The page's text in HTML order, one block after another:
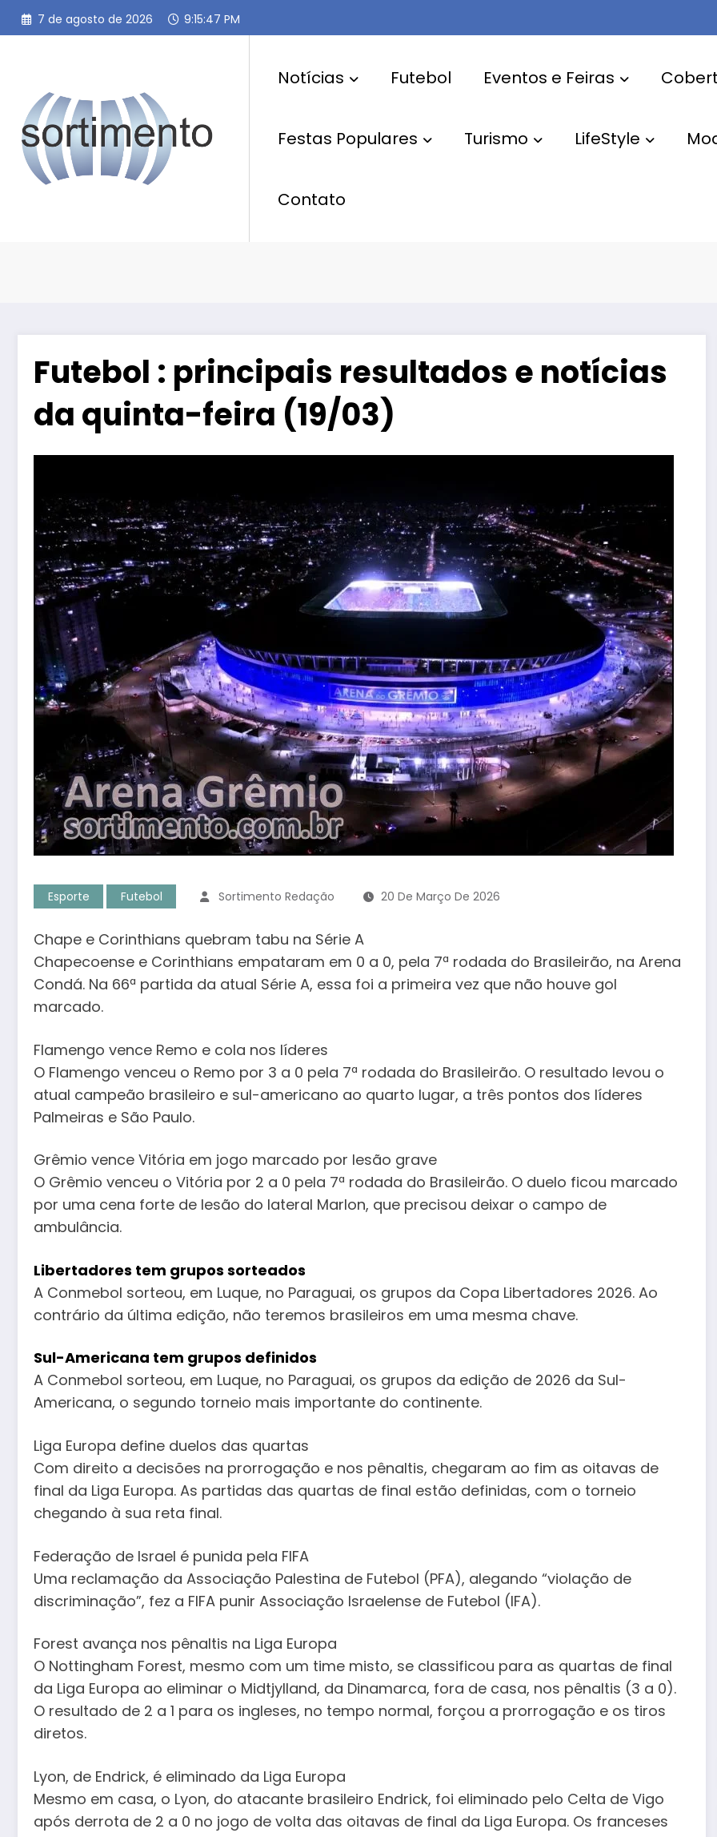
Pular
para
7 de agosto de 2026 9:15:48 PM
Notícias Futebol Eventos e Feiras
Festas Populares Turismo LifeStyle
Contato
Futebol : principais resultados e notícias
da quinta-feira (19/03)
Esporte Futebol Sortimento Redação 20 De Março De 2026
Chape e Corinthians quebram tabu na Série A
Chapecoense e Corinthians empataram em 0 a 0, pela 7ª rodada do Brasileirão, na Arena
Condá. Na 66ª partida da atual Série A, essa foi a primeira vez que não houve gol
marcado.
Flamengo vence Remo e cola nos líderes
O Flamengo venceu o Remo por 3 a 0 pela 7ª rodada do Brasileirão. O resultado levou o
atual campeão brasileiro e sul-americano ao quarto lugar, a três pontos dos líderes
Palmeiras e São Paulo.
Grêmio vence Vitória em jogo marcado por lesão grave
O Grêmio venceu o Vitória por 2 a 0 pela 7ª rodada do Brasileirão. O duelo ficou marcado
por uma cena forte de lesão do lateral Marlon, que precisou deixar o campo de
ambulância.
Libertadores tem grupos sorteados
A Conmebol sorteou, em Luque, no Paraguai, os grupos da Copa Libertadores 2026. Ao
contrário da última edição, não teremos brasileiros em uma mesma chave.
Sul-Americana tem grupos definidos
A Conmebol sorteou, em Luque, no Paraguai, os grupos da edição de 2026 da Sul-
Americana, o segundo torneio mais importante do continente.
Liga Europa define duelos das quartas
Com direito a decisões na prorrogação e nos pênaltis, chegaram ao fim as oitavas de
final da Liga Europa. As partidas das quartas de final estão definidas, com o torneio
chegando à sua reta final.
Federação de Israel é punida pela FIFA
Uma reclamação da Associação Palestina de Futebol (PFA), alegando “violação de
discriminação”, fez a FIFA punir Associação Israelense de Futebol (IFA).
Forest avança nos pênaltis na Liga Europa
O Nottingham Forest, mesmo com um time misto, se classificou para as quartas de final
da Liga Europa ao eliminar o Midtjylland, da Dinamarca, fora de casa, nos pênaltis (3 a 0).
O resultado de 2 a 1 para os ingleses, no tempo normal, forçou a prorrogação e os tiros
diretos.
Lyon, de Endrick, é eliminado da Liga Europa
Mesmo em casa, o Lyon, do atacante brasileiro Endrick, foi eliminado pelo Celta de Vigo
após derrota de 2 a 0 no jogo de volta das oitavas de final da Liga Europa. Os franceses